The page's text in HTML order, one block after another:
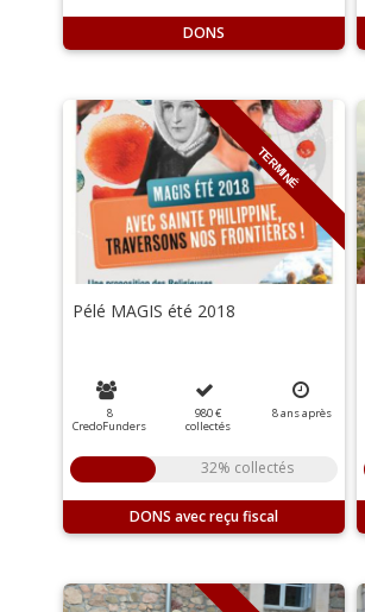
DONS
TERMINÉ
Pélé MAGIS été 2018
8
CredoFunders
980 €
collectés
8ansaprès
32% collectés
DONS